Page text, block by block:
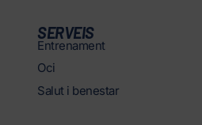
SERVEIS
Entrenament
Oci
Salut i benestar